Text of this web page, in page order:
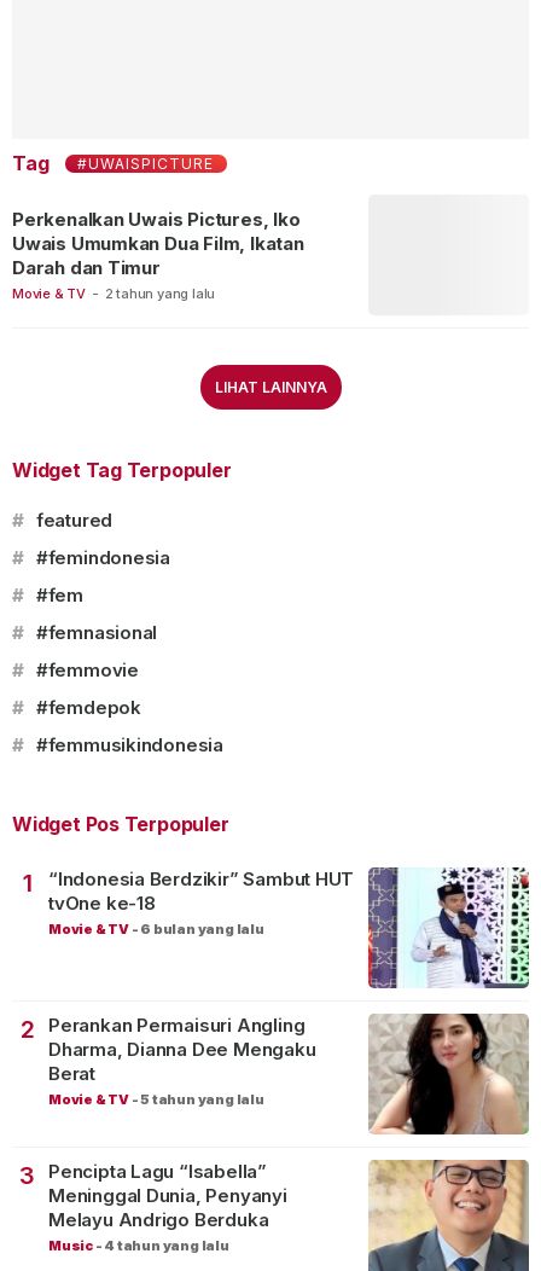
Tag #UWAISPICTURE
Movie & TV - 2 tahun yang lalu
Perkenalkan Uwais Pictures, Iko
Uwais Umumkan Dua Film, Ikatan
Darah dan Timur
LIHAT LAINNYA
Widget Tag Terpopuler
# featured
# #femindonesia
# #fem
# #femnasional
# #femmovie
# #femdepok
# #femmusikindonesia
Widget Pos Terpopuler
1
“Indonesia Berdzikir” Sambut HUT
tvOne ke-18
Movie & TV - 6 bulan yang lalu
2
Perankan Permaisuri Angling
Dharma, Dianna Dee Mengaku
Berat
Movie & TV -5 tahun yang lalu
3
Pencipta Lagu “Isabella”
Meninggal Dunia, Penyanyi
Melayu Andrigo Berduka
Music - 4 tahun yang lalu